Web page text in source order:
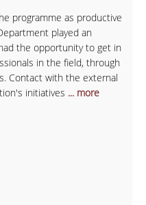
programme as productive
played an
the opportunity to get in
in the field, through
Contact with the external
initiatives ... more